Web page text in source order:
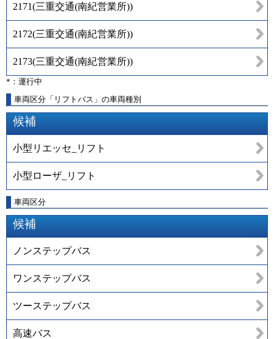
2171(三重交通(南紀営業所))
2172(三重交通(南紀営業所))
2173(三重交通(南紀営業所))
*：運行中
車両区分「リフトバス」の車両種別
候補
小型リエッセ_リフト
小型ローザ_リフト
車両区分
候補
ノンステップバス
ワンステップバス
ツーステップバス
高速バス